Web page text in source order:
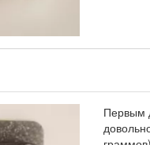
Первым